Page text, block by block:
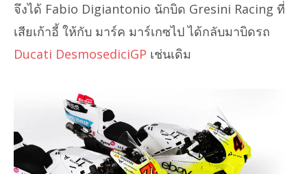
จึงได้ Fabio Digiantonio นักบิด Gresini Racing ที่
เสียเก้าอี้ ให้กับ มาร์ค มาร์เกซไป ได้กลับมาบิดรถ
Ducati DesmosediciGP เช่นเดิม